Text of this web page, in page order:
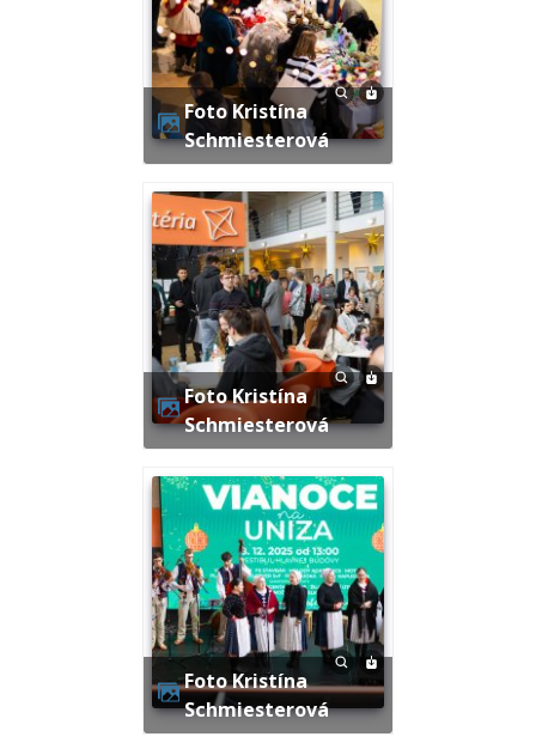
Foto Kristína
Schmiesterová
Foto Kristína
Schmiesterová
Foto Kristína
Schmiesterová